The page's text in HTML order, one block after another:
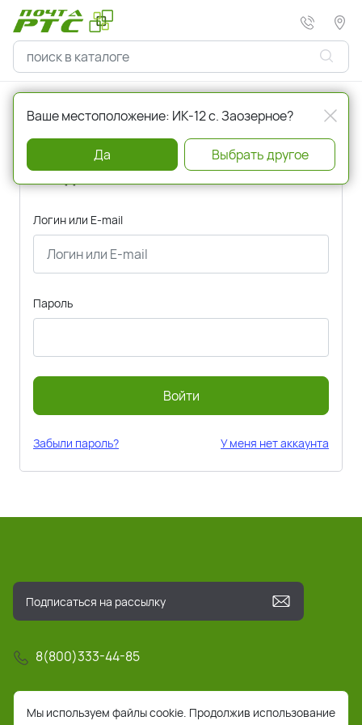
Главная Авторизация
Вход
Логин или E-mail
Пароль
Войти
Забыли пароль? У меня нет аккаунта
8(800)333-44-85
info@pochta-rts.ru
Мы используем файлы cookie. Продолжив использование
Ваше местоположение: ИК-12 с. Заозерное?
Да Выбрать другое